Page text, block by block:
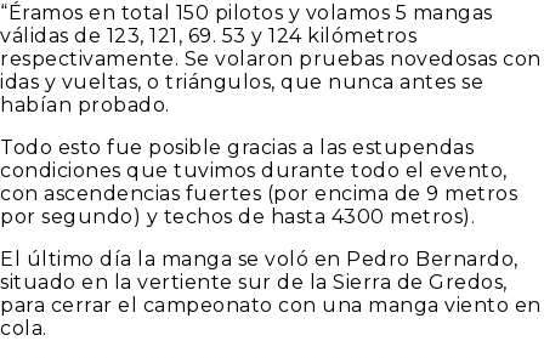
“Éramos en total 150 pilotos y volamos 5 mangas
válidas de 123, 121, 69. 53 y 124 kilómetros
respectivamente. Se volaron pruebas novedosas con
idas y vueltas, o triángulos, que nunca antes se
habían probado.
Todo esto fue posible gracias a las estupendas
condiciones que tuvimos durante todo el evento,
con ascendencias fuertes (por encima de 9 metros
por segundo) y techos de hasta 4300 metros).
El último día la manga se voló en Pedro Bernardo,
situado en la vertiente sur de la Sierra de Gredos,
para cerrar el campeonato con una manga viento en
cola.